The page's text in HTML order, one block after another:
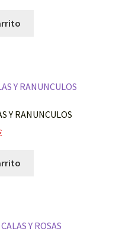
Y RANUNCULOS